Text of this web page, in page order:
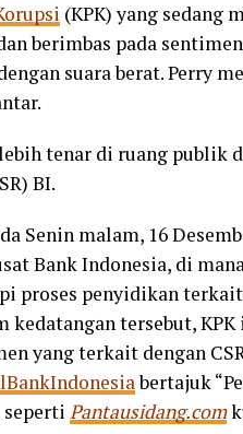
(KPK) yang sedang
berimbas pada
suara berat. Perry
tenar di ruang publik
BI.
Senin malam, 16
Bank Indonesia, di
proses penyidikan terkait
kedatangan tersebut,
yang terkait dengan
bertajuk
seperti Pantausidang.com